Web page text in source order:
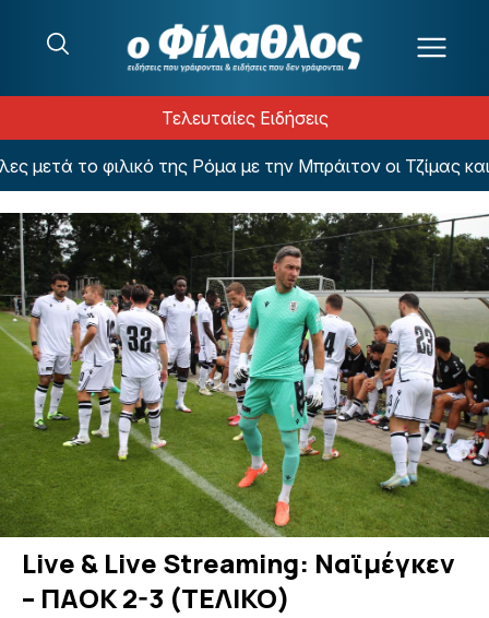
Τελευταίες Ειδήσεις
το φιλικό της Ρόμα με την Μπράιτον οι Τζίμας και
Live & Live Streaming: Ναϊμέγκεν
– ΠΑΟΚ 2-3 (ΤΕΛΙΚΟ)